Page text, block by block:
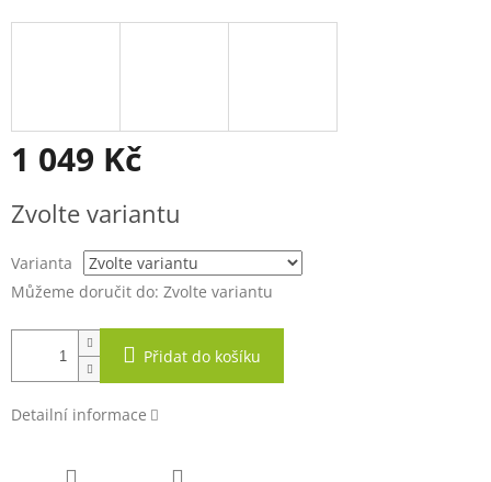
1 049 Kč
cena:
Zvolte variantu
Varianta
Můžeme doručit do: Zvolte variantu
Přidat do košíku
Detailní informace